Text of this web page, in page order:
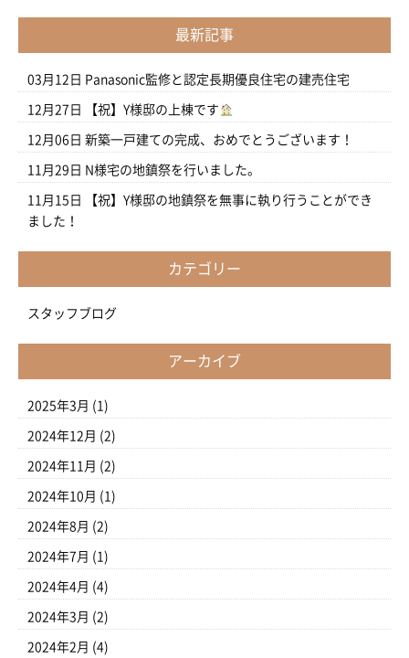
最新記事
03月12日 Panasonic監修と認定長期優良住宅の建売住宅
12月27日 【祝】Y様邸の上棟です
12月06日 新築一戸建ての完成、おめでとうございます！
11月29日 N様宅の地鎮祭を行いました。
11月15日
【祝】Y様邸の地鎮祭を無事に執り行うことができ
ました！
カテゴリー
スタッフブログ
アーカイブ
2025年3月 (1)
2024年12月 (2)
2024年11月 (2)
2024年10月 (1)
2024年8月 (2)
2024年7月 (1)
2024年4月 (4)
2024年3月 (2)
2024年2月 (4)